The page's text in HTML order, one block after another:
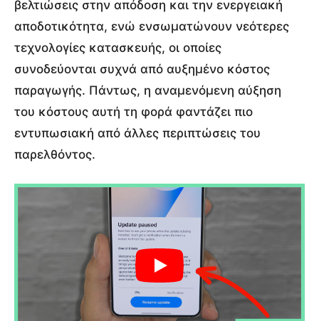
βελτιώσεις στην απόδοση και την ενεργειακή
αποδοτικότητα, ενώ ενσωματώνουν νεότερες
τεχνολογίες κατασκευής, οι οποίες
συνοδεύονται συχνά από αυξημένο κόστος
παραγωγής. Πάντως, η αναμενόμενη αύξηση
του κόστους αυτή τη φορά φαντάζει πιο
εντυπωσιακή από άλλες περιπτώσεις του
παρελθόντος.